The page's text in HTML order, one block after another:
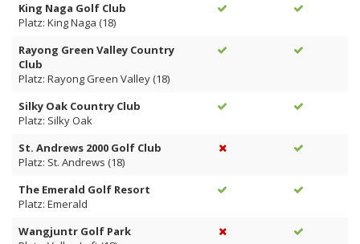
King Naga Golf Club
Platz: King Naga (18)
Rayong Green Valley Country
Club
Platz: Rayong Green Valley (18)
Silky Oak Country Club
Platz: Silky Oak
St. Andrews 2000 Golf Club
Platz: St. Andrews (18)
The Emerald Golf Resort
Platz: Emerald
Wangjuntr Golf Park